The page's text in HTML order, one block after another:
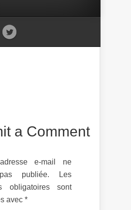
a Comment
e-mail ne
publiée.
Les
obligatoires sont
avec *